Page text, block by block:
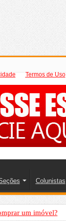
Termos de Uso
Colunistas
um imóvel?